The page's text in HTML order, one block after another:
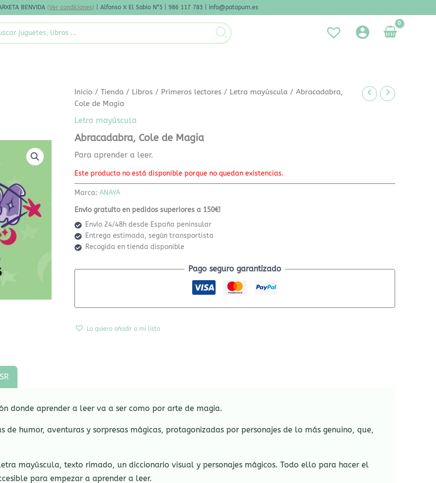
BENVIDA (Ver condiciones) | Alfonso X El Sabio N°5 | 986 117 783 | info@patapum.es
Inicio /Tienda / Libros / Primeros lectores / Letra mayúscula / Abracadabra,
Cole de Magia
Letra mayúscula
Abracadabra, Cole de Magia
Para aprender a leer.
Este producto no está disponible porque no quedan existencias.
Marca:ANAYA
Envío gratuíto en pedidos superiores a 150€!
Envío 24/48h desde España peninsular
Entrega estimada, según transportista
Recogida en tienda disponible
Pago seguro garantizado
Lo quiero añadir a mi lista
donde aprender a leer va a ser como por arte de magia.
de humor, aventuras y sorpresas mágicas, protagonizadas por personajes de lo más genuino, que,
mayúscula, texto rimado, un diccionario visual y personajes mágicos. Todo ello para hacer el
para empezar a aprender a leer.